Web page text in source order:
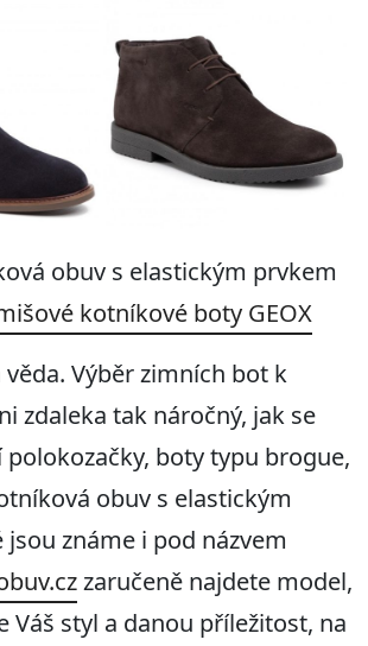
obuv s elastickým prvkem
kotníkové boty GEOX
věda. Výběr zimních bot k
zdaleka tak náročný, jak se
polokozačky, boty typu brogue,
obuv s elastickým
známe i pod názvem
zaručeně najdete model,
Váš styl a danou příležitost, na